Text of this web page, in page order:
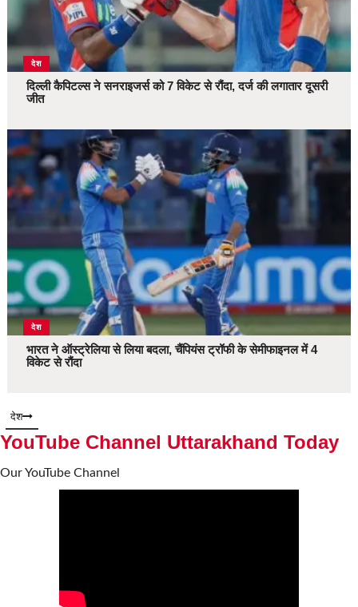
देश
दिल्ली कैपिटल्स ने सनराइजर्स को 7 विकेट से रौंदा, दर्ज की लगातार दूसरी
जीत
देश
भारत ने ऑस्ट्रेलिया से लिया बदला, चैंपियंस ट्रॉफी के सेमीफाइनल में 4
विकेट से रौंदा
देश
YouTube Channel Uttarakhand Today
Our YouTube Channel